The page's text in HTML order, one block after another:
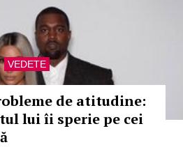
VEDETE
de atitudine:
lui îi sperie pe cei